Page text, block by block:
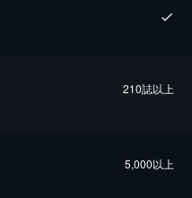
210誌以上
5,000以上